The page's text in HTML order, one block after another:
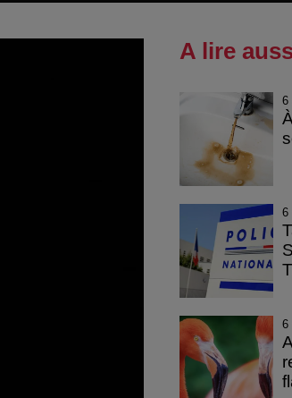
A lire
6
6
6